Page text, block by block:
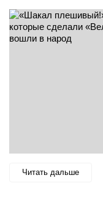
Читать дальше